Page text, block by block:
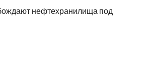
нефтехранилища под